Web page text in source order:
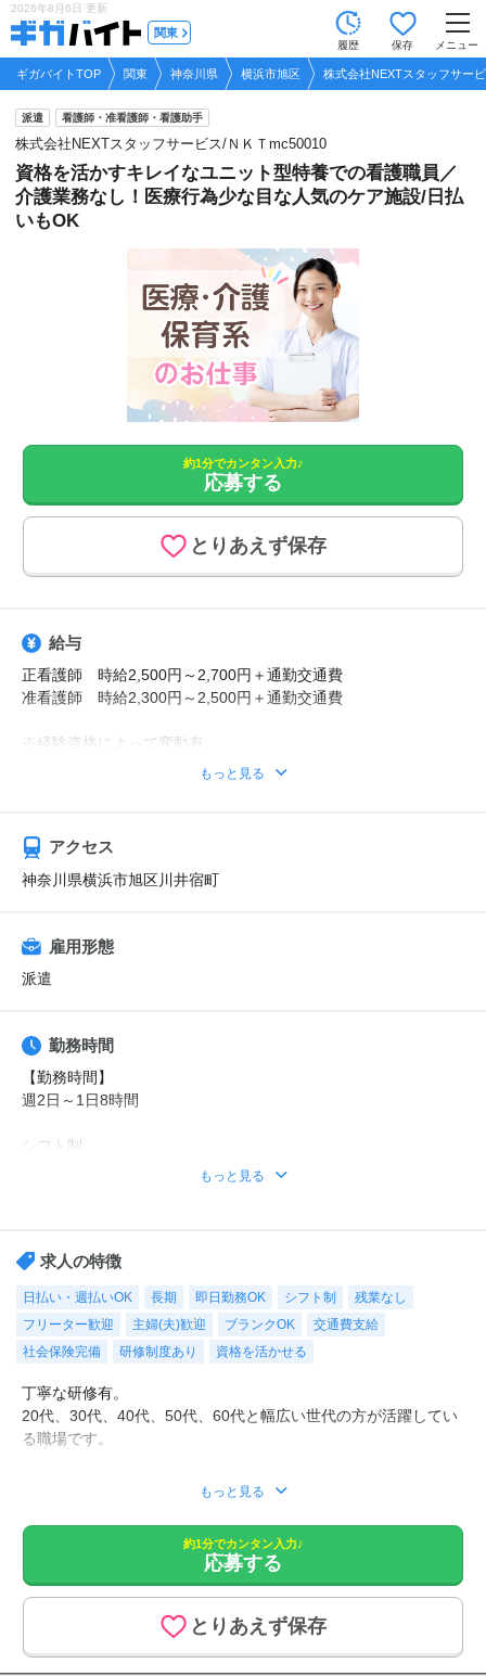
2026年8月6日 更新
関東
履歴 保存 メニュー
ギガバイトTOP 関東 神奈川県 横浜市旭区 株式会社NEXTスタッフサー
派遣 看護師・准看護師・看護助手
株式会社NEXTスタッフサービス/ＮＫＴmc50010
資格を活かすキレイなユニット型特養での看護職員／
介護業務なし！医療行為少な目な人気のケア施設/日払
いもOK
約1分でカンタン入力♪
応募する
とりあえず保存
給与
正看護師 時給2,500円～2,700円＋通勤交通費
准看護師 時給2,300円～2,500円＋通勤交通費
※経験資格によって変動有
月収例：時給2700円、1日8h、22日勤務=47万5200円
もっと見る
アクセス
神奈川県横浜市旭区川井宿町
雇用形態
派遣
勤務時間
【勤務時間】
週2日～1日8時間
シフト制
時短や曜日固定などの希望もご相談ください。
②9時00分～18時00分（休憩1時間）
【休日・休暇】
平日のみ、日勤のみ、週2日・・・などご希望をお聞かせくださ
もちろん週5日フルタイムも大歓迎！
シフトも選べるので、あなたに合った働き方をご提案します！
もっと見る
求人の特徴
日払い・週払いOK 長期 即日勤務OK シフト制
残業なし
フリーター歓迎
主婦(夫)歓迎 ブランクOK
交通費支給
社会保険完備
研修制度あり 資格を活かせる
丁寧な研修有。
20代、30代、40代、50代、60代と幅広い世代の方が活躍してい
る職場です。
応募をいただきましたら、こちらより追ってご連絡させていただ
1. 応募フォームからご応募
2. もしくはお電話にてお問い合わせください。
あなたのスキルを必要としている職場があります！
最短3日でお仕事開始！
高収入&働きやすさ重視のお仕事探し
もっと見る
とりあえず保存
約1分でカンタン入力♪
応募する